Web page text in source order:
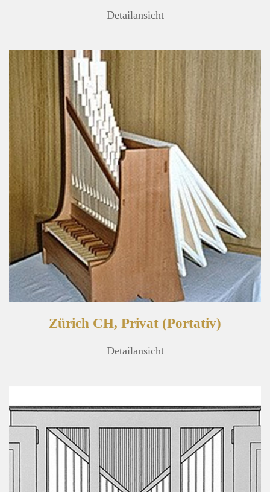
Detailansicht
Zürich CH, Privat (Portativ)
Detailansicht